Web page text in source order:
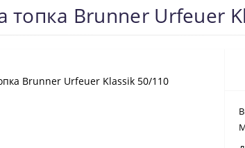
топка Brunner Urfeuer